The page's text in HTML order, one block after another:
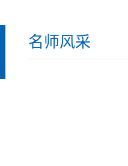
名师风采